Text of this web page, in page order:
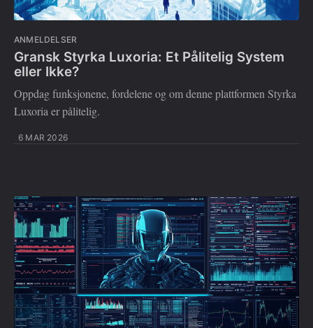
ANMELDELSER
Gransk Styrka Luxoria: Et Pålitelig System
eller Ikke?
Oppdag funksjonene, fordelene og om denne plattformen Styrka
Luxoria er pålitelig.
6 MAR 2026